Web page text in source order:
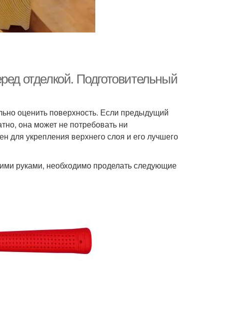
отделкой. Подготовительный
оценить поверхность. Если предыдущий
она может не потребовать ни
для укрепления верхнего слоя и его лучшего
руками, необходимо проделать следующие